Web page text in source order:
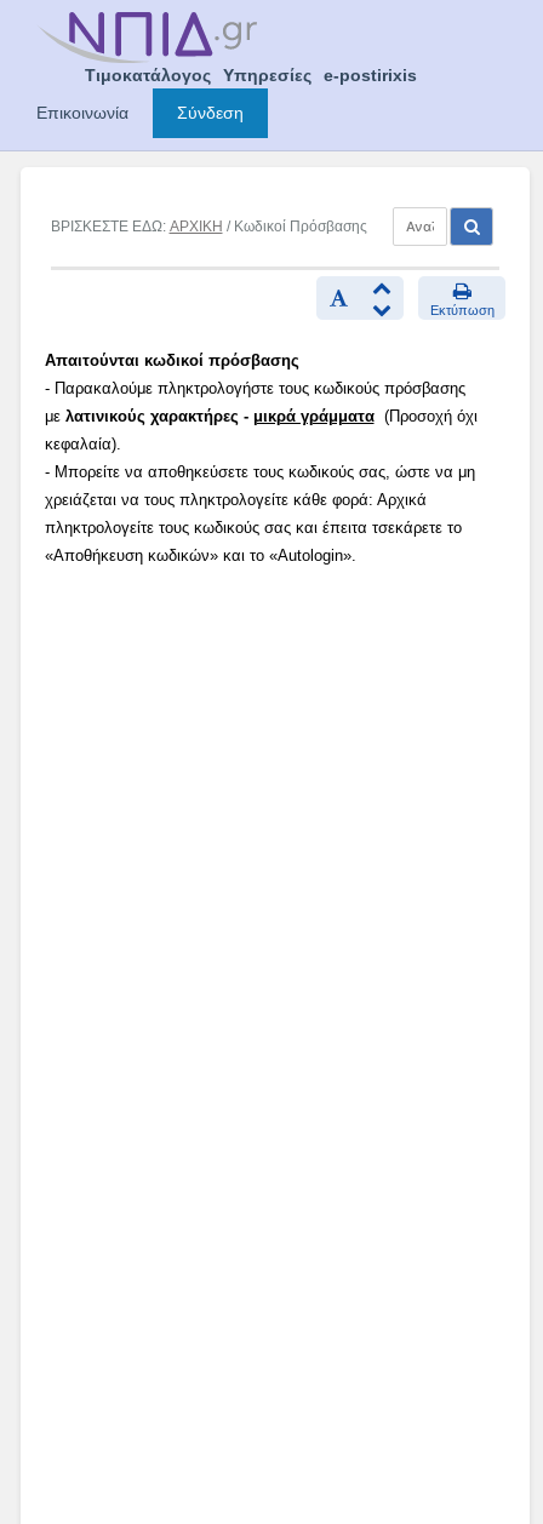
Τιμοκατάλογος Υπηρεσίες
e-postirixis
Επικοινωνία
Σύνδεση
ΒΡΙΣΚΕΣΤΕ ΕΔΩ: ΑΡΧΙΚΗ / Κωδικοί Πρόσβασης
Εκτύπωση
Απαιτούνται κωδικοί πρόσβασης
- Παρακαλούμε πληκτρολογήστε τους κωδικούς πρόσβασης
με λατινικούς χαρακτήρες - μικρά γράμματα(Προσοχή όχι
κεφαλαία).
- Μπορείτε να αποθηκεύσετε τους κωδικούς σας, ώστε να μη
χρειάζεται να τους πληκτρολογείτε κάθε φορά: Αρχικά
πληκτρολογείτε τους κωδικούς σας και έπειτα τσεκάρετε το
«Αποθήκευση κωδικών» και το «Autologin».